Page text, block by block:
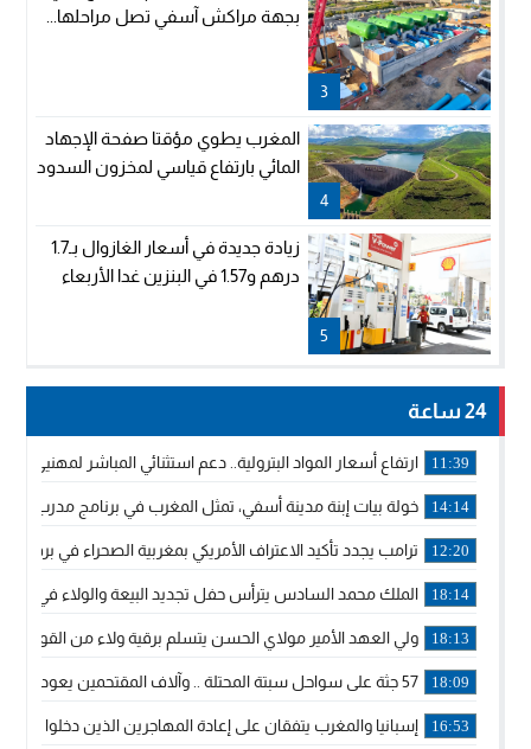
3
بجهة مراكش آسفي تصل مراحلها...
4
المغرب يطوي مؤقتا صفحة الإجهاد
المائي بارتفاع قياسي لمخزون السدود
5
زيادة جديدة في أسعار الغازوال بـ1.7
درهم و1.57 في البنزين غدا الأربعاء
24 ساعة
11:39 ارتفاع أسعار المواد البترولية.. دعم استثنائي المباشر لمهنيي
14:14 خولة بيات إبنة مدينة أسفي، تمثل المغرب في برنامج مدرب
12:20 ترامب يجدد تأكيد الاعتراف الأمريكي بمغربية الصحراء في برقية
18:14 الملك محمد السادس يترأس حفل تجديد البيعة والولاء في
18:13 ولي العهد الأمير مولاي الحسن يتسلم برقية ولاء من القوات
18:09 57 جثة على سواحل سبتة المحتلة .. وآلاف المقتحمين يعودون إلى المغرب
16:53 إسبانيا والمغرب يتفقان على إعادة المهاجرين الذين دخلوا سبتة